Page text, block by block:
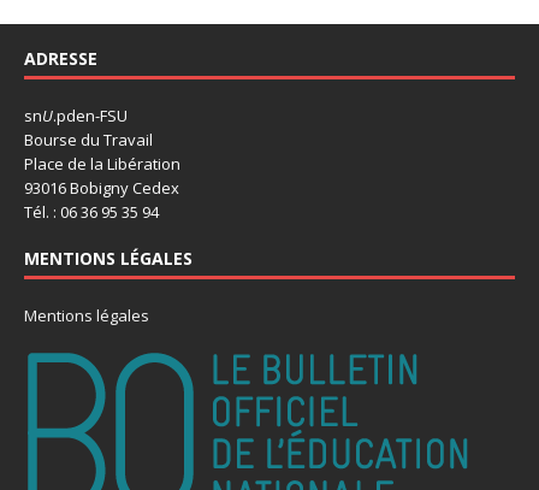
ADRESSE
snU.pden-FSU
Bourse du Travail
Place de la Libération
93016 Bobigny Cedex
Tél. : 06 36 95 35 94
MENTIONS LÉGALES
Mentions légales